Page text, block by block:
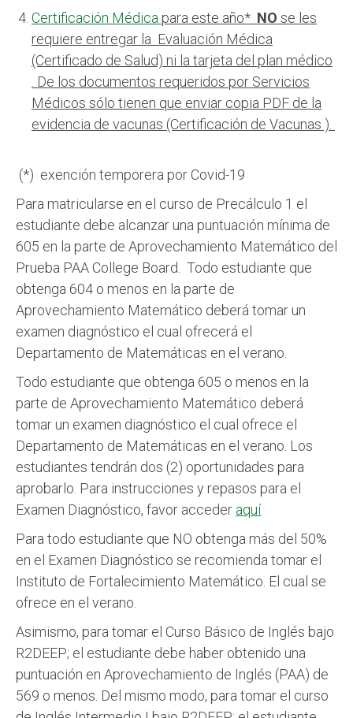
Certificación Médica para este año* NO se les
requiere entregar la Evaluación Médica
(Certificado de Salud) ni la tarjeta del plan médico
De los documentos requeridos por Servicios
Médicos sólo tienen que enviar copia PDF de la
evidencia de vacunas (Certificación de Vacunas ).
(*) exención temporera por Covid-19
Para matricularse en el curso de Precálculo 1 el
estudiante debe alcanzar una puntuación mínima de
605 en la parte de Aprovechamiento Matemático del
Prueba PAA College Board. Todo estudiante que
obtenga 604 o menos en la parte de
Aprovechamiento Matemático deberá tomar un
examen diagnóstico el cual ofrecerá el
Departamento de Matemáticas en el verano.
Todo estudiante que obtenga 605 o menos en la
parte de Aprovechamiento Matemático deberá
tomar un examen diagnóstico el cual ofrece el
Departamento de Matemáticas en el verano. Los
estudiantes tendrán dos (2) oportunidades para
aprobarlo. Para instrucciones y repasos para el
Examen Diagnóstico, favor acceder aquí.
Para todo estudiante que NO obtenga más del 50%
en el Examen Diagnóstico se recomienda tomar el
Instituto de Fortalecimiento Matemático. El cual se
ofrece en el verano.
Asimismo, para tomar el Curso Básico de Inglés bajo
R2DEEP; el estudiante debe haber obtenido una
puntuación en Aprovechamiento de Inglés (PAA) de
569 o menos. Del mismo modo, para tomar el curso